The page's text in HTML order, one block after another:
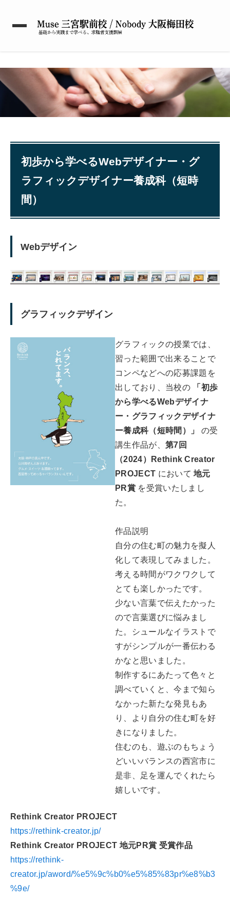
初歩から学べるWebデザイナー・グ
ラフィックデザイナー養成科（短時
間）
Webデザイン
グラフィックデザイン
グラフィックの授業では、
習った範囲で出来ることで
コンペなどへの応募課題を
出しており、当校の
「初歩
から学べるWebデザイナ
ー・グラフィックデザイナ
ー養成科（短時間）」
の受
講生作品が、 第7回
（2024）Rethink Creator
PROJECT において地元
PR賞を受賞いたしまし
た。
作品説明
自分の住む町の魅力を擬人
化して表現してみました。
考える時間がワクワクして
とても楽しかったです。
少ない言葉で伝えたかった
ので言葉選びに悩みまし
た。シュールなイラストで
すがシンプルが一番伝わる
かなと思いました。
制作するにあたって色々と
調べていくと、今まで知ら
なかった新たな発見もあ
り、より自分の住む町を好
きになりました。
住むのも、遊ぶのもちょう
どいいバランスの西宮市に
是非、足を運んでくれたら
嬉しいです。
Rethink Creator PROJECT
https://rethink-creator.jp/
Rethink Creator PROJECT 地元PR賞 受賞作品
https://rethink-
creator.jp/aword/%e5%9c%b0%e5%85%83pr%e8%b3
%9e/